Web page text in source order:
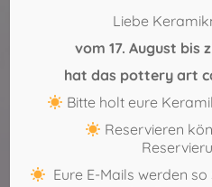
Köln-Mitte: 0221 – 271 75 69
Liebe
vom 17. August bis
hat das pottery art
Bitte holt eure
Reservieren
Eure E-Mails werden